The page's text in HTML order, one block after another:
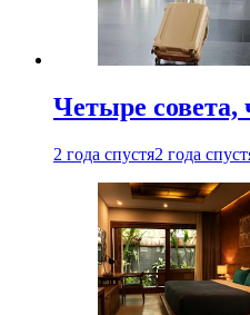
Четыре совета,
2 года спустя2 года